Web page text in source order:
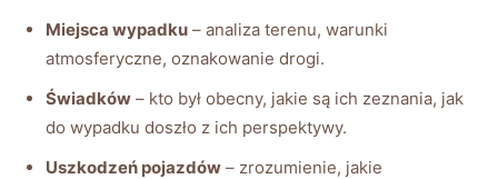
Miejsca wypadku – analiza terenu, warunki
atmosferyczne, oznakowanie drogi.
Świadków – kto był obecny, jakie są ich zeznania, jak
do wypadku doszło z ich perspektywy.
Uszkodzeń pojazdów – zrozumienie, jakie